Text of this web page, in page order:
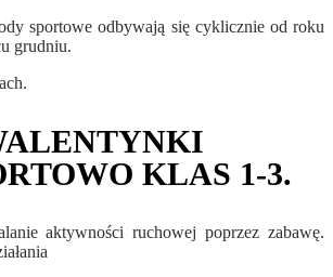
sportowe odbywają się cyklicznie od roku
grudniu.
KLAS 1-3.
aktywności ruchowej poprzez zabawę.